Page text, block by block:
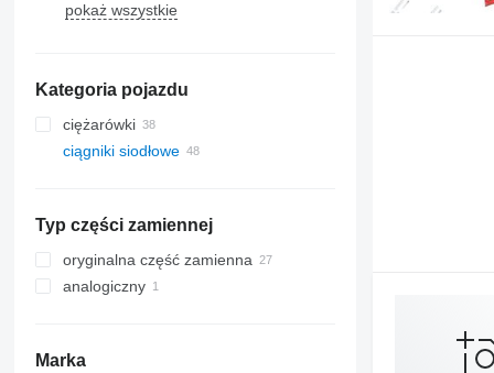
chłodnice klimatyzacji
klimatyzacje
inne części klimatyzatora
boczne szyby
pokaż wszystkie
Kategoria pojazdu
ciężarówki
ciągniki siodłowe
Typ części zamiennej
oryginalna część zamienna
analogiczny
Marka